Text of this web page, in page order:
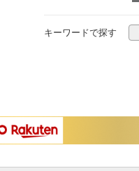
キーワードで探す